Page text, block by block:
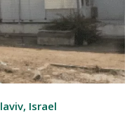
Israel